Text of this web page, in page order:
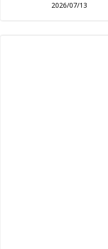
2026/07/13